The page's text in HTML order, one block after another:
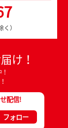
）
け！
配信!
フォロー